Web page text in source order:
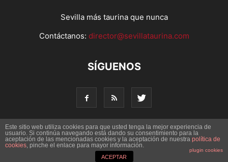
Sevilla más taurina que nunca
Contáctanos: director@sevillataurina.com
SÍGUENOS
© Copyright 2016 - Sevilla Taurina. Todos los derechos
reservados | Desarrollado por
Este sitio web utiliza cookies para que usted tenga la mejor experiencia de
usuario. Si continúa navegando está dando su consentimiento para la
aceptación de las mencionadas cookies y la aceptación de nuestra política de
cookies, pinche el enlace para mayor información.
plugin cookies
ACEPTAR